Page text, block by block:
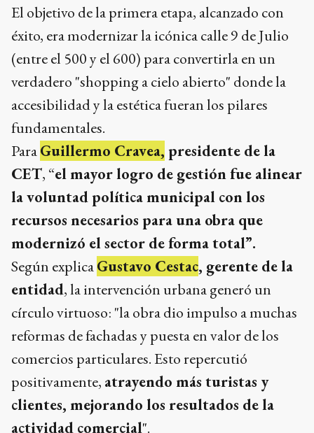
El objetivo de la primera etapa, alcanzado con
éxito, era modernizar la icónica calle 9 de Julio
(entre el 500 y el 600) para convertirla en un
verdadero "shopping a cielo abierto" donde la
accesibilidad y la estética fueran los pilares
fundamentales.
ParaGuillermo Cravea, presidente de la
CET, “el mayor logro de gestión fue alinear
la voluntad política municipal con los
recursos necesarios para una obra que
modernizó el sector de forma total”.
Según explicaGustavo Cestac, gerente de la
entidad, la intervención urbana generó un
círculo virtuoso: "la obra dio impulso a muchas
reformas de fachadas y puesta en valor de los
comercios particulares. Esto repercutió
positivamente, atrayendo más turistas y
clientes, mejorando los resultados de la
actividad comercial".